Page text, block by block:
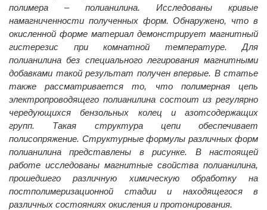
полимера – полианилина. Исследованы кривые
намагниченности полученных форм. Обнаружено, что в
окисленной форме материал демонстрирует магнитный
гистерезис при комнатной температуре. Для
полианилина без специального легирования магнитными
добавками такой результат получен впервые. В статье
также рассматривается то, что полимерная цепь
электропроводящего полианилина состоит из регулярно
чередующихся бензольных колец и азотсодержащих
групп. Такая структура цепи обеспечивает
полисопряжение. Структурные формулы различных форм
полианилина представлены в рисунке. В настоящей
работе исследованы магнитные свойства полианилина,
прошедшего различную химическую обработку на
постполимеризационной стадии и находящегося в
различных состояниях окисления и протонирования.